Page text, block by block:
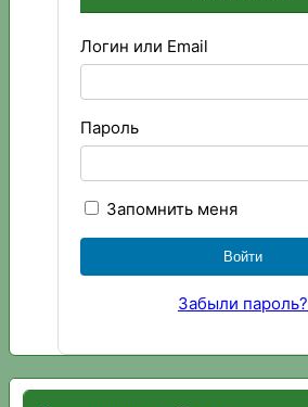
Логин или Email
Пароль
Запомнить меня
Забыли пароль?